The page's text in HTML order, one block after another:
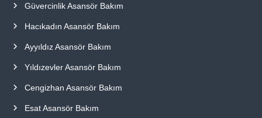
Güvercinlik Asansör Bakım
Hacıkadın Asansör Bakım
Ayyıldız Asansör Bakım
Yıldızevler Asansör Bakım
Cengizhan Asansör Bakım
Esat Asansör Bakım